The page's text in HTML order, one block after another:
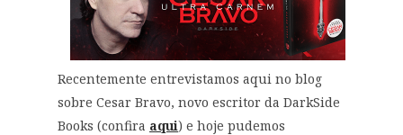
Recentemente entrevistamos aqui no blog
sobre Cesar Bravo, novo escritor da DarkSide
Books (confira aqui) e hoje pudemos